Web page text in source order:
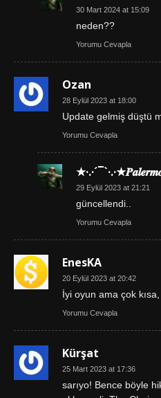
30 Mart 2024 at 15:09
neden??
Yorumu Cevapla
Ozan
28 Eylül 2023 at 18:00
Update gelmiş düştü
Yorumu Cevapla
29 Eylül 2023 at 21:21
güncellendi..
Yorumu Cevapla
EnesKA
20 Eylül 2023 at 20:42
İyi oyun ama çok
Yorumu Cevapla
Kürşat
25 Mart 2023 at 17:36
sarıyo! Bence böyle